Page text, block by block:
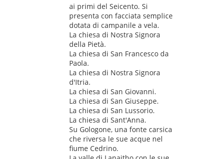
ai primi del Seicento. Si
presenta con facciata semplice
dotata di campanile a vela.
La chiesa di Nostra Signora
della Pietà.
La chiesa di San Francesco da
Paola.
La chiesa di Nostra Signora
d'Itria.
La chiesa di San Giovanni.
La chiesa di San Giuseppe.
La chiesa di San Lussorio.
La chiesa di Sant'Anna.
Su Gologone, una fonte carsica
che riversa le sue acque nel
fiume Cedrino.